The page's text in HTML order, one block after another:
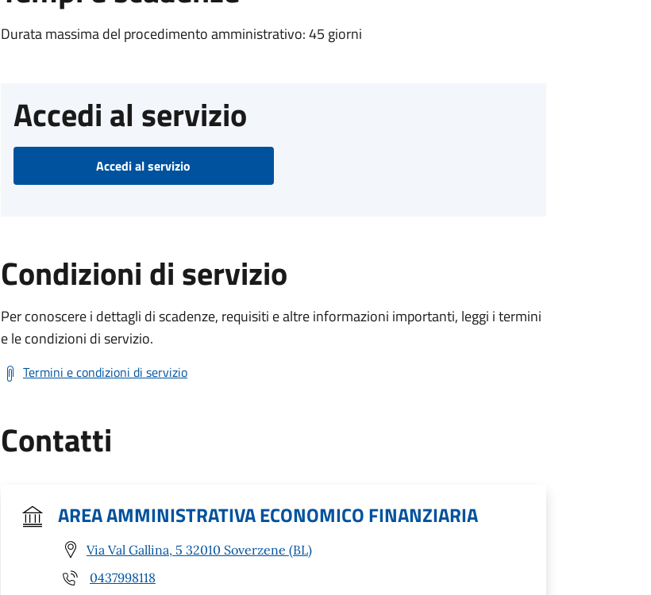
Durata massima del procedimento amministrativo: 45 giorni
Accedi al servizio
Accedi al servizio
Condizioni di servizio
Per conoscere i dettagli di scadenze, requisiti e altre informazioni importanti, leggi i termini
e le condizioni di servizio.
Termini e condizioni di servizio
Contatti
AREA AMMINISTRATIVA ECONOMICO FINANZIARIA
Via Val Gallina, 5 32010 Soverzene (BL)
0437998118